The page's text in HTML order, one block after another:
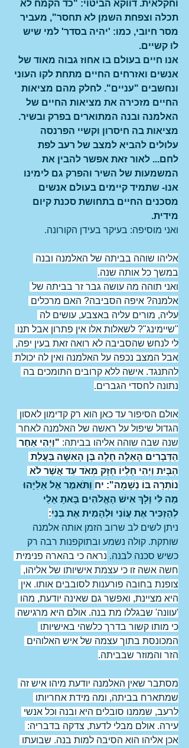
וחקלאית. דווקא הביטוי: "כד הקמח לא
תכלה וצפחת השמן לא תחסר", מעביר
מסר חיובי, כמו: 'יהיה בסדר' למי שיש
לו קשיים.
אנו חיים בעולם בו אחוז גבוה מאוד של
אנשים ואזרחים החיים מתחת לקו העוני
ונחשבים "עניים". לחלק מהם מציאות
החיים מזכירה את מציאות החיים של
האלמנה ובנה המתוארים בפרק ובשיר.
מציאות בה חיסרון וקשיי הפרנסה
עלולים להביא למצב של רעב לפת
לחם... לאור זאת אפשר להבין את
המשמעות של השיר והפרק גם לימינו
אנו- שתמיד קיימים בעולם אנשים
מסכנים החיים בתחושת סכנת קיום
מידית.
ואני מוסיפה: בעיקר בעידן הקורונה.
אליהו שוהה בביתה של האלמנה ובנה
במשך כל אותה שנה.
ואני תוהה מה עושה גבר זר בביתה של
אלמנה? איפה הסביבה? האם מרכלים
עליה, מורים עליה באצבע, עושים לה
"שיימינג"? לשאלות אלו אין פתרון אבל תנו
לי לנחש שהסביבה לא רואה זאת בעין יפה,
אבל המצב נכפה על האלמנה ואין לה יכולת
להתנגד. אישה ללא קרובים התומכים בה
נתונה לחסדי הגברים.
אולם הסיפור עד כאן הוא רק קדימון לאסון
הגדול שיפול על ראשה של האלמנה לאחר
שנה שבה שוהה אליהו בביתה: "וַיְהִי אַחַר
הַדְּבָרִים הָאֵלֶּה חָלָה בֶּן הָאִשָּׁה בַּעֲלַת
הַבָּיִת וַיְהִי חָלְיוֹ חָזָק מְאֹד עַד אֲשֶׁר לֹא
נוֹתְרָה בּוֹ נְשָׁמָה": יח וַתֹּאמֶר אֶל אֵלִיָּהוּ
מַה לִּי וָלָךְ אִישׁ הָאֱלֹהִים בָּאתָ אֵלַי
לְהַזְכִּיר אֶת עֲוֹנִי וּלְהָמִית אֶת בְּנִי:
ניתן לשים לב שרוב הזמן אותה אלמנה
שותקת. קולה נשמע ובתוקפנות רבה רק
כשיש סכנה לבנה. נראה כי בהארה פנימית
חשה אשה זו כי עצמת אישיותו של אליהו,
צופנת בחובה פורענות לסובבים אותו. אין
היא מציינת, ואפשר גם שאינה יודעת, מהו
'עוונה' שבגללו מת בנה. אולם היא מרגישה
כי מותו קשור בדרך כלשהי באישיותו
המכונסת בתוך עצמה של איש האלוהים
הזר והמוזר שבביתה.
מסתבר שאין האלמנה יודעת מיהו איש זה
שמתארח בביתה, ומה מידת אחריותו
לרעב, שממנו סובלים היא ובנה וכל אנשי
עירה. אולם מבלי לדעת, צדקה בדבריה:
אכן אליהו הוא הסיבה למות בנה. שבועתו